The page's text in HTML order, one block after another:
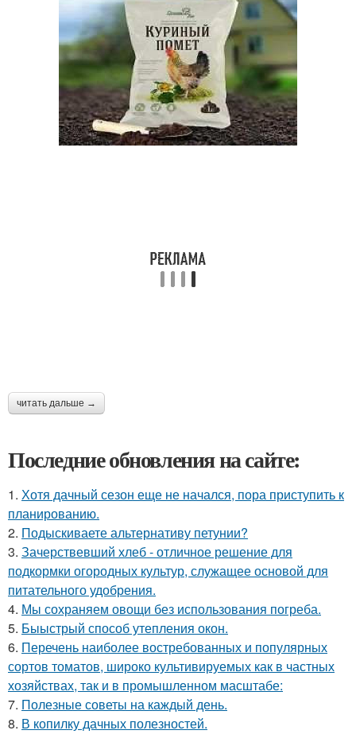
читать дальше →
Последние обновления на сайте:
1. Хотя дачный сезон еще не начался, пора приступить к
планированию.
2. Подыскиваете альтернативу петунии?
3. Зачерствевший хлеб - отличное решение для
подкормки огородных культур, служащее основой для
питательного удобрения.
4. Мы сохраняем овощи без использования погреба.
5. Быыстрый способ утепления окон.
6. Перечень наиболее востребованных и популярных
сортов томатов, широко культивируемых как в частных
хозяйствах, так и в промышленном масштабе:
7. Полезные советы на каждый день.
8. В копилку дачных полезностей.